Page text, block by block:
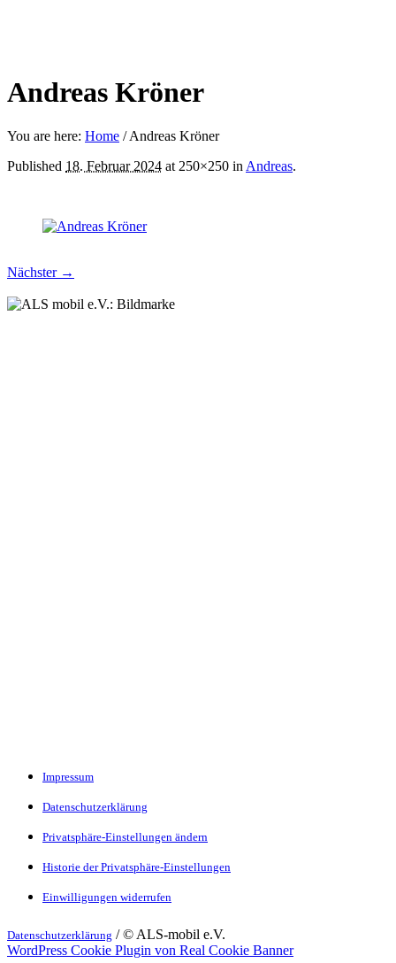
Andreas Kröner
You are here: Home /Andreas Kröner
Published 18. Februar 2024 at 250×250 in Andreas.
Nächster →
Impressum
Datenschutzerklärung
Privatsphäre-Einstellungen ändern
Historie der Privatsphäre-Einstellungen
Einwilligungen widerrufen
Datenschutzerklärung / © ALS-mobil e.V.
WordPress Cookie Plugin von Real Cookie Banner